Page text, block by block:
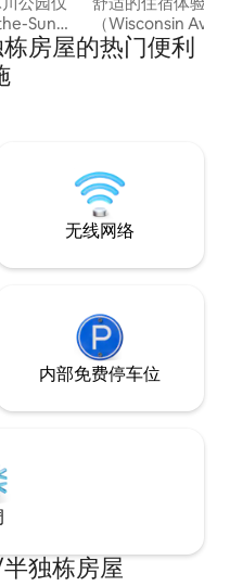
Sun
线和温
活力。
（Wisconsin
滑雪度假村（WF
的基地小屋和充满
场、肉店和一家酒
房屋的热门便利
无线网络
内部免费停车位
独栋房屋